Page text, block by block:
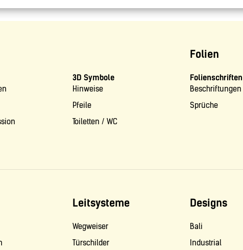
Folien
3D Symbole
Hinweise
Pfeile
Toiletten / WC
Folienschriften
Beschriftungen
Sprüche
Leitsysteme Designs
Wegweiser
Türschilder
Bali
Industrial